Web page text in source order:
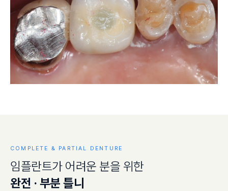
COMPLETE & PARTIAL DENTURE
임플란트가 어려운 분을 위한
완전 · 부분 틀니